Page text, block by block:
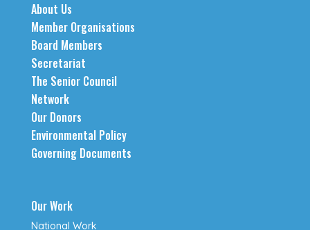
About Us
Member Organisations
Board Members
Secretariat
The Senior Council
Network
Our Donors
Environmental Policy
Governing Documents
Our Work
National Work